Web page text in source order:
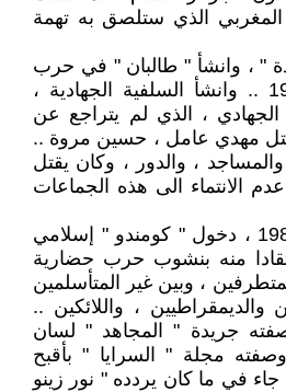
الذي ستلصق به تهمة
" ، وانشأ " طالبان " في حرب
أفغانستان في سنة 1979 .. وانشأ السلفية الجهادية ،
الجهادي ، الذي لم يتراجع عن
مهدي عامل ، حسين مروة ..
، والدور ، وكان يقتل
الانتماء الى هذه الجماعات
وكيف ننسى في سنة 1986 ، دخول " كومندو " إسلامي
منه بنشوب حرب حضارية
، وبين غير المتأسلمين
والديمقراطيين ، واللائكين ..
جريدة " المجاهد " لسان
مجلة " السرايا " بأقبح
جاء في ما كان يردده " نور زينو